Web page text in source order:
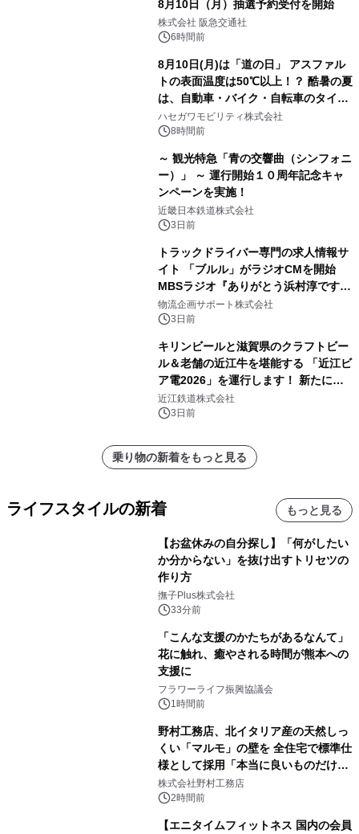
8月10日（月）抽選予約受付を開始
株式会社 阪急交通社
6時間前
8月10日(月)は「道の日」 アスファル
トの表面温度は50℃以上！？ 酷暑の夏
は、自動車・バイク・自転車のタイヤ
バーストが増加 簡単にできる予防法
をご紹介
ハセガワモビリティ株式会社
8時間前
～ 観光特急「青の交響曲（シンフォニ
ー）」 ～ 運行開始１０周年記念キャ
ンペーンを実施！
近畿日本鉄道株式会社
3日前
トラックドライバー専門の求人情報サ
イト 「ブルル」がラジオCMを開始
MBSラジオ『ありがとう浜村淳です』
にて8月1日(土)より
物流企画サポート株式会社
3日前
キリンビールと滋賀県のクラフトビー
ル＆老舗の近江牛を堪能する 「近江ビ
ア電2026」を運行します！ 新たに
「長濱浪漫ビール」が参加！キリン一
番搾り飲み放題が復活！
近江鉄道株式会社
3日前
乗り物の新着をもっと見る
ライフスタイルの新着 もっと見る
【お盆休みの自分探し】「何がしたい
か分からない」を抜け出すトリセツの
作り方
撫子Plus株式会社
33分前
「こんな支援のかたちがあるなんて」
花に触れ、癒やされる時間が熊本への
支援に
フラワーライフ振興協議会
1時間前
野村工務店、北イタリア産の天然しっ
くい「マルモ」の壁を 全住宅で標準仕
様として採用「本当に良いものだけに
こだわる」
株式会社野村工務店
2時間前
【エニタイムフィットネス 国内の会員